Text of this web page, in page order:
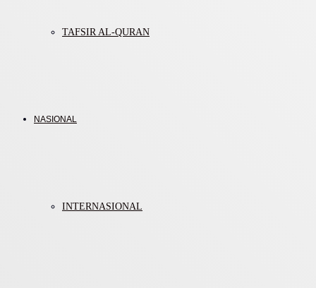
TAFSIR AL-QURAN
NASIONAL
INTERNASIONAL